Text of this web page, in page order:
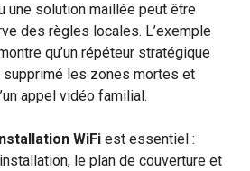
une solution maillée peut être
des règles locales. L’exemple
qu’un répéteur stratégique
supprimé les zones mortes et
appel vidéo familial.
WiFi est essentiel :
le plan de couverture et